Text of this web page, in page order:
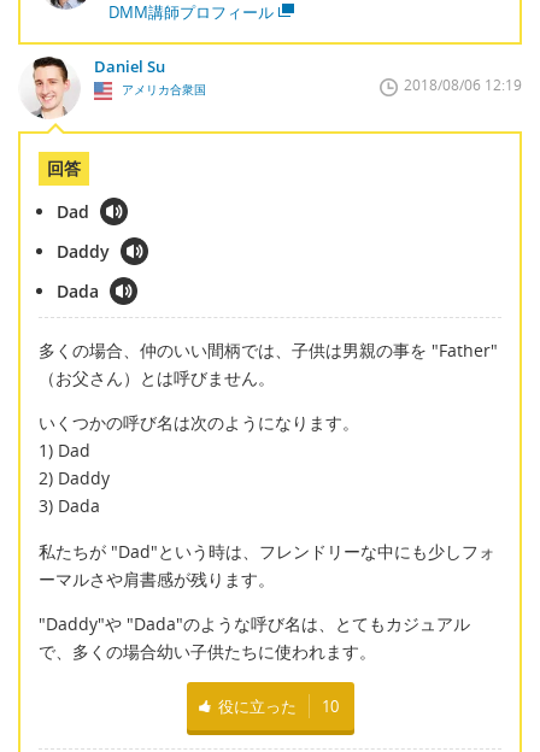
DMM講師プロフィール
Daniel Su
アメリカ合衆国 2018/08/06 12:19
回答
Dad
Daddy
Dada
多くの場合、仲のいい間柄では、子供は男親の事を "Father"
（お父さん）とは呼びません。
いくつかの呼び名は次のようになります。
1) Dad
2) Daddy
3) Dada
私たちが "Dad"という時は、フレンドリーな中にも少しフォ
ーマルさや肩書感が残ります。
"Daddy"や "Dada"のような呼び名は、とてもカジュアル
で、多くの場合幼い子供たちに使われます。
役に立った 10